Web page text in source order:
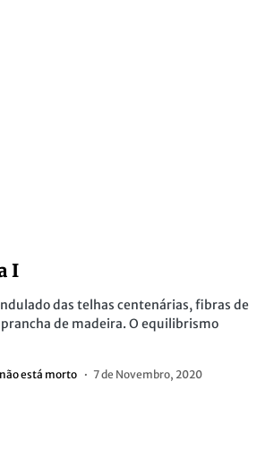
I
das telhas centenárias, fibras de
de madeira. O equilibrismo
está morto 7 de Novembro, 2020